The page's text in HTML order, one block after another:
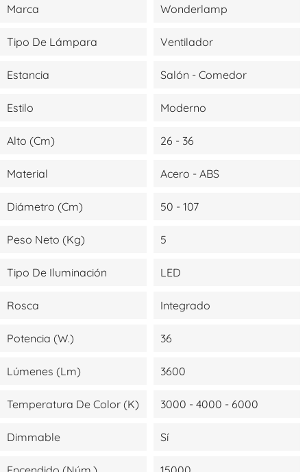
Marca Wonderlamp
Tipo De Lámpara Ventilador
Estancia Salón - Comedor
Estilo Moderno
Alto (cm) 26 - 36
Material Acero - ABS
Diámetro (cm) 50 - 107
Peso Neto (kg) 5
Tipo De Iluminación LED
Rosca Integrado
Potencia (W.) 36
Lúmenes (lm) 3600
Temperatura De Color (K) 3000 - 4000 - 6000
Dimmable Sí